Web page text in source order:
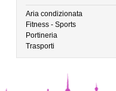
Aria condizionata
Fitness - Sports
Portineria
Trasporti